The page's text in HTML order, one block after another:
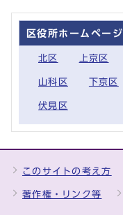
区役所ホームページ
北区 上京区
山科区 下京区
伏見区
このサイトの考え方
著作権・リンク等